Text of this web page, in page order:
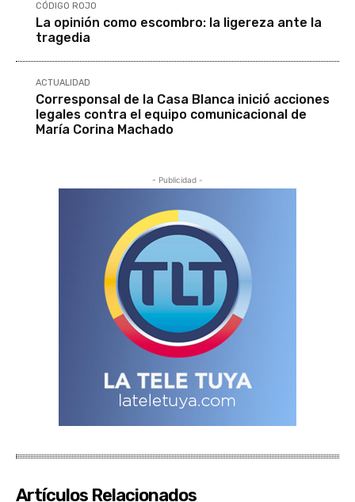
CÓDIGO ROJO
La opinión como escombro: la ligereza ante la
tragedia
ACTUALIDAD
Corresponsal de la Casa Blanca inició acciones
legales contra el equipo comunicacional de
María Corina Machado
- Publicidad -
Artículos Relacionados